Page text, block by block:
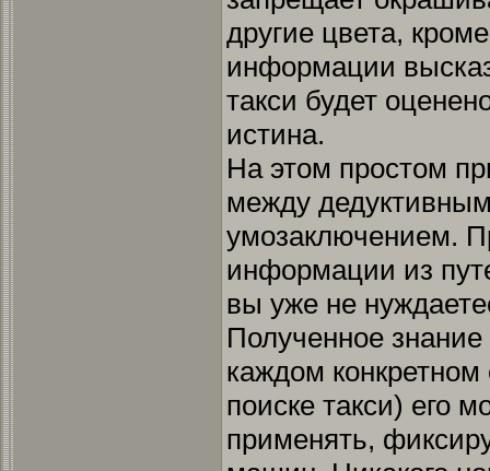
другие цвета,
информации
такси будет
истина.
На этом простом
между
умозаключением.
информации из
вы уже не
Полученное
каждом
поиске такси) его
применять,